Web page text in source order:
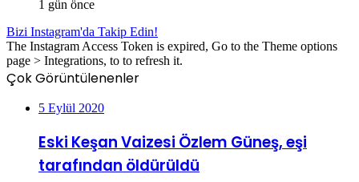
1 gün önce
Bizi Instagram'da Takip Edin!
The Instagram Access Token is expired, Go to the Theme options
page > Integrations, to to refresh it.
Çok Görüntülenenler
5 Eylül 2020
Eski Keşan Vaizesi Özlem Güneş, eşi
tarafından öldürüldü